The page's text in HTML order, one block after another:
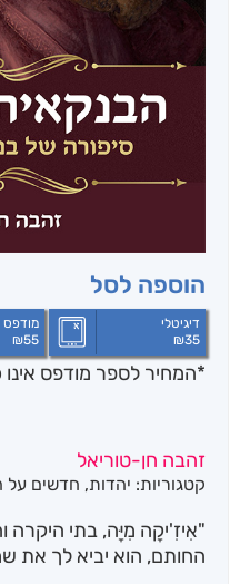
הוספה לסל
דיגיטלי
₪35
מודפס
₪55
*המחיר לספר מודפס אינו
זהבה חן-טוריאל
קטגוריות: יהדות, חדשים על
"אִיזִ'יקָה מִיָּה, בתי
החותם, הוא יביא לך את